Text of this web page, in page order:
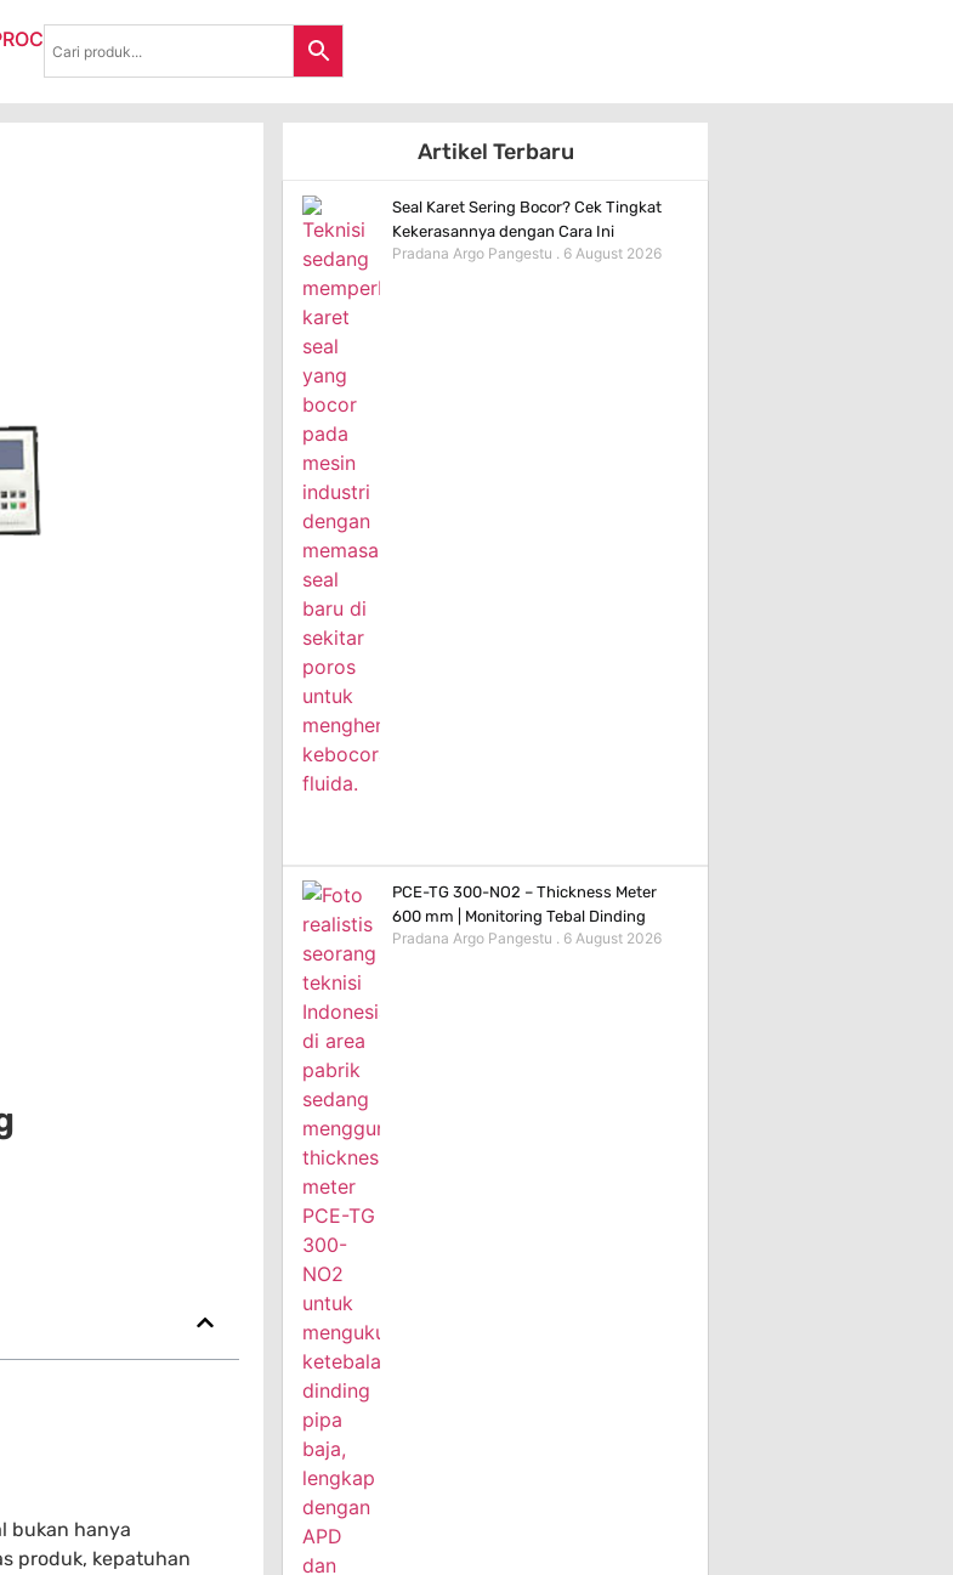
bukan hanya
produk, kepatuhan
Artikel Terbaru
Seal Karet Sering Bocor? Cek Tingkat
Kekerasannya dengan Cara Ini
Pradana Argo Pangestu
6 August 2026
PCE-TG 300-NO2 – Thickness Meter
600 mm | Monitoring Tebal Dinding
Pradana Argo Pangestu
6 August 2026